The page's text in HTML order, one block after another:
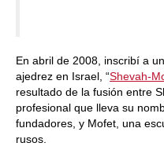
En abril de 2008, inscribí a
ajedrez en Israel, “Shevah-
resultado de la fusión entre
profesional que lleva su
fundadores, y Mofet, una
rusos.